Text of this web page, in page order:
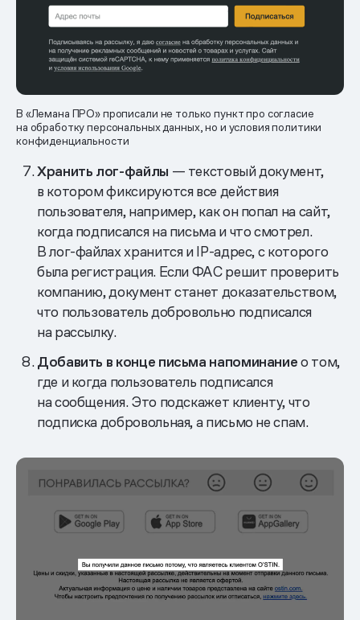
В «Лемана ПРО» прописали не только пункт про согласие
на обработку персональных данных, но и условия политики
конфиденциальности
Хранить лог-файлы — текстовый документ,
в котором фиксируются все действия
пользователя, например, как он попал на сайт,
когда подписался на письма и что смотрел.
В лог-файлах хранится и IP-адрес, с которого
была регистрация. Если ФАС решит проверить
компанию, документ станет доказательством,
что пользователь добровольно подписался
на рассылку.
Добавить в конце письма напоминаниео том,
где и когда пользователь подписался
на сообщения. Это подскажет клиенту, что
подписка добровольная, а письмо не спам.